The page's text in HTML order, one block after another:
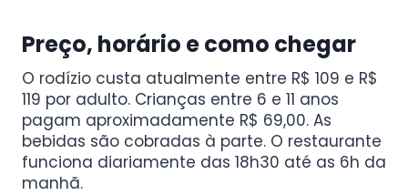
Preço, horário e como chegar
O rodízio custa atualmente entre R$ 109 e R$
119 por adulto. Crianças entre 6 e 11 anos
pagam aproximadamente R$ 69,00. As
bebidas são cobradas à parte. O restaurante
funciona diariamente das 18h30 até as 6h da
manhã.